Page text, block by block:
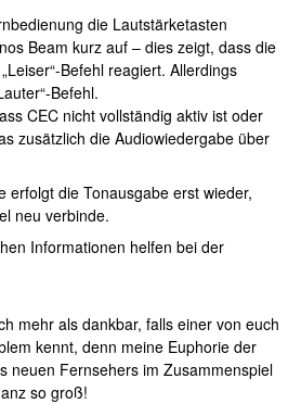
die Lautstärketasten
Beam kurz auf – dies zeigt, dass die
Befehl reagiert. Allerdings
Befehl.
CEC nicht vollständig aktiv ist oder
zusätzlich die Audiowiedergabe über
erfolgt die Tonausgabe erst wieder,
neu verbinde.
Informationen helfen bei der
mehr als dankbar, falls einer von euch
kennt, denn meine Euphorie der
neuen Fernsehers im Zusammenspiel
so groß!